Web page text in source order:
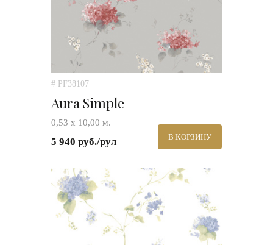
# PF38107
Aura Simple
0,53 х 10,00 м.
5 940 руб./рул В КОРЗИНУ